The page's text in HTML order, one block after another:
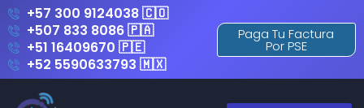
+57 300 9124038 🇨🇴
+507 833 8086 🇵🇦
+51 16409670 🇵🇪
+52 5590633793 🇲🇽
Paga Tu Factura
Por PSE